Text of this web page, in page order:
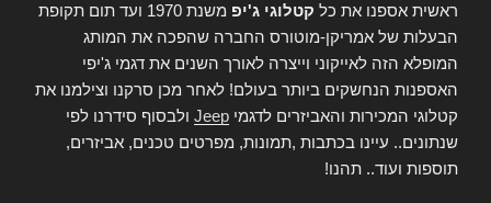
ראשית אספנו את כל קטלוגי ג'יפ
משנת 1970 ועד תום תקופת
הבעלות של אמריקן-מוטורס החברה שהפכה את המותג
המופלא הזה לאייקוני וייצרה לאורך השנים את דגמי ג'יפי
האספנות הנחשקים ביותר בעולם! לאחר מכן סרקנו וצילמנו את
קטלוגי המכירות והאביזרים לדגמי Jeep ולבסוף סידרנו לפי
שנתונים.. עיינו בכתבות ,תמונות, מפרטים טכנים, אביזרים,
תוספות ועוד.. תהנו!